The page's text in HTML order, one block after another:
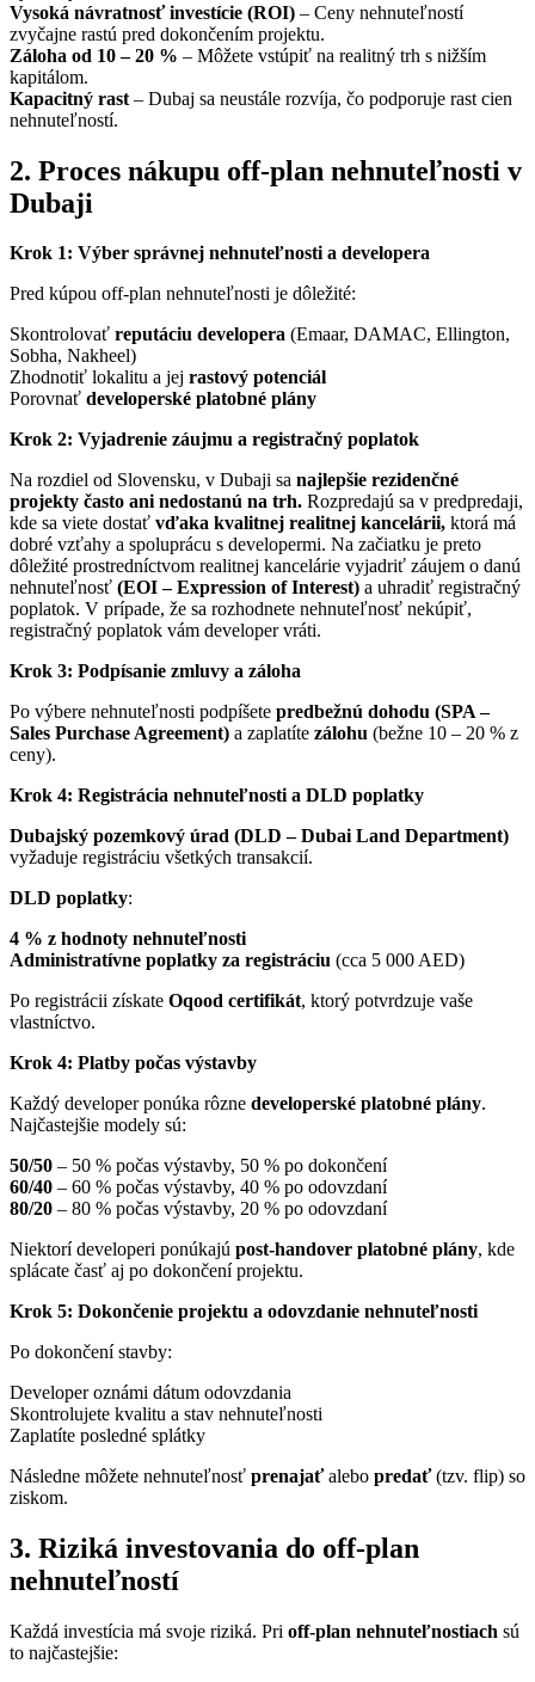
Vysoká návratnosť investície (ROI) – Ceny nehnuteľností
zvyčajne rastú pred dokončením projektu.
Záloha od 10 – 20 % – Môžete vstúpiť na realitný trh s nižším
kapitálom.
Kapacitný rast – Dubaj sa neustále rozvíja, čo podporuje rast cien
nehnuteľností.
2. Proces nákupu off-plan nehnuteľnosti v
Dubaji
Krok 1: Výber správnej nehnuteľnosti a developera
Pred kúpou off-plan nehnuteľnosti je dôležité:
Skontrolovať reputáciu developera (Emaar, DAMAC, Ellington,
Sobha, Nakheel)
Zhodnotiť lokalitu a jej rastový potenciál
Porovnať developerské platobné plány
Krok 2: Vyjadrenie záujmu a registračný poplatok
Na rozdiel od Slovensku, v Dubaji sa najlepšie rezidenčné
projekty často ani nedostanú na trh. Rozpredajú sa v predpredaji,
kde sa viete dostať vďaka kvalitnej realitnej kancelárii, ktorá má
dobré vzťahy a spoluprácu s developermi. Na začiatku je preto
dôležité prostredníctvom realitnej kancelárie vyjadriť záujem o danú
nehnuteľnosť (EOI – Expression of Interest) a uhradiť registračný
poplatok. V prípade, že sa rozhodnete nehnuteľnosť nekúpiť,
registračný poplatok vám developer vráti.
Krok 3: Podpísanie zmluvy a záloha
Po výbere nehnuteľnosti podpíšete predbežnú dohodu (SPA –
Sales Purchase Agreement) a zaplatíte zálohu (bežne 10 – 20 % z
ceny).
Krok 4: Registrácia nehnuteľnosti a DLD poplatky
Dubajský pozemkový úrad (DLD – Dubai Land Department)
vyžaduje registráciu všetkých transakcií.
DLD poplatky:
4 % z hodnoty nehnuteľnosti
Administratívne poplatky za registráciu (cca 5 000 AED)
Po registrácii získate Oqood certifikát, ktorý potvrdzuje vaše
vlastníctvo.
Krok 4: Platby počas výstavby
Každý developer ponúka rôzne developerské platobné plány.
Najčastejšie modely sú:
50/50 – 50 % počas výstavby, 50 % po dokončení
60/40 – 60 % počas výstavby, 40 % po odovzdaní
80/20 – 80 % počas výstavby, 20 % po odovzdaní
Niektorí developeri ponúkajú post-handover platobné plány, kde
splácate časť aj po dokončení projektu.
Krok 5: Dokončenie projektu a odovzdanie nehnuteľnosti
Po dokončení stavby:
Developer oznámi dátum odovzdania
Skontrolujete kvalitu a stav nehnuteľnosti
Zaplatíte posledné splátky
Následne môžete nehnuteľnosť prenajaťalebo predať(tzv. flip) so
ziskom.
3. Riziká investovania do off-plan
nehnuteľností
Každá investícia má svoje riziká. Pri off-plan nehnuteľnostiach sú
to najčastejšie: